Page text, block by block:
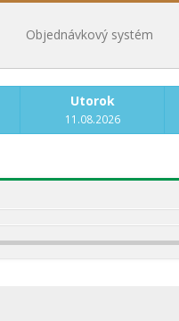
Objednávkový systém
Utorok
11.08.2026